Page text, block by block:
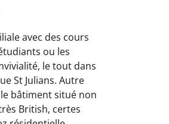
avec des cours
ou les
le tout dans
St Julians. Autre
bâtiment situé non
British, certes